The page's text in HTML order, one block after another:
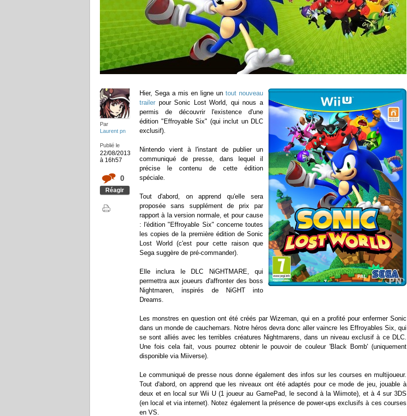
Par
Laurent pn
Publié le
22/08/2013
à 16h57
0
Réagir
Hier, Sega a mis en ligne un tout nouveau
trailer pour Sonic Lost World, qui nous a
permis de découvrir l'existence d'une
édition "Effroyable Six" (qui inclut un DLC
exclusif).
Nintendo vient à l'instant de publier un
communiqué de presse, dans lequel il
précise le contenu de cette édition
spéciale.
Tout d'abord, on apprend qu'elle sera
proposée sans supplément de prix par
rapport à la version normale, et pour cause
: l'édition "Effroyable Six" concerne toutes
les copies de la première édition de Sonic
Lost World (c'est pour cette raison que
Sega suggère de pré-commander).
Elle inclura le DLC NiGHTMARE, qui
permettra aux joueurs d'affronter des boss
Nightmaren, inspirés de NiGHT into
Dreams.
Les monstres en question ont été créés par Wizeman, qui en a profité pour enfermer Sonic
dans un monde de cauchemars. Notre héros devra donc aller vaincre les Effroyables Six, qui
se sont alliés avec les terribles créatures Nightmarens, dans un niveau exclusif à ce DLC.
Une fois cela fait, vous pourrez obtenir le pouvoir de couleur 'Black Bomb' (uniquement
disponible via Miiverse).
Le communiqué de presse nous donne également des infos sur les courses en multijoueur.
Tout d'abord, on apprend que les niveaux ont été adaptés pour ce mode de jeu, jouable à
deux et en local sur Wii U (1 joueur au GamePad, le second à la Wiimote), et à 4 sur 3DS
(en local et via internet). Notez également la présence de power-ups exclusifs à ces courses
en VS.